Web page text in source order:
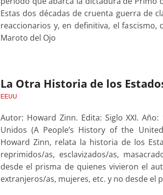
Estas dos décadas de cruenta guerra de
reaccionarios y, en definitiva, el
Maroto del Ojo
La Otra Historia de los
EEUU
Autor: Howard Zinn. Edita: Siglo XXI.
Unidos (A People’s History of the
Howard Zinn, relata la historia de los
reprimidos/as, esclavizados/as,
desde el prisma de quienes vivieron el
extranjeros/as, mujeres, etc. y no desde